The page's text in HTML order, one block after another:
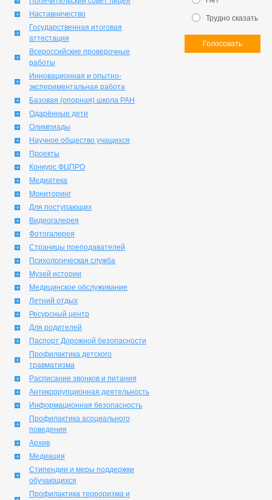
Наставничество
Государственная итоговая
аттестация
Всероссийские проверочные
работы
Инновационная и опытно-
экспериментальная работа
Базовая (опорная) школа РАН
Одарённые дети
Олимпиады
Научное общество учащихся
Проекты
Конкурс ФЦПРО
Медиатека
Мониторинг
Для поступающих
Видеогалерея
Фотогалерея
Страницы преподавателей
Психологическая служба
Музей истории
Медицинское обслуживание
Летний отдых
Ресурсный центр
Для родителей
Паспорт Дорожной безопасности
Профилактика детского
травматизма
Расписание звонков и питания
Антикоррупционная деятельность
Информационная безопасность
Профилактика асоциального
поведения
Архив
Медиация
Стипендии и меры поддержки
обучающихся
Профилактика терроризма и
Трудно сказать
Голосовать